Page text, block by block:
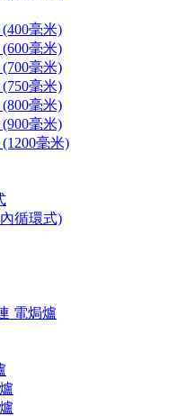
(400毫米)
(600毫米)
(700毫米)
毫米)
毫米)
毫米)
毫米)
循環式)
電焗爐